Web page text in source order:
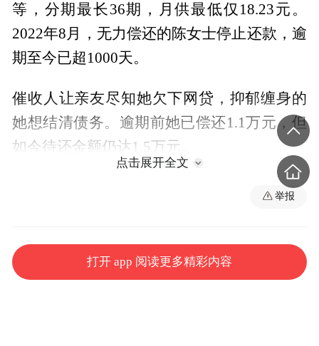
等，分期最长36期，月供最低仅18.23元。
2022年8月，无力偿还的陈女士停止还款，逾
期至今已超1000天。
催收人让亲友尽知她欠下网贷，抑郁缠身的
她想结清债务。逾期前她已偿还1.1万元，但
如今待还金额仍达1.5万元。
“400块钱都要分三年还，当时根本没想到这
破罐子破摔，彻底不还了。”
点击展开全文
举报
打开 app 阅读更多精彩内容